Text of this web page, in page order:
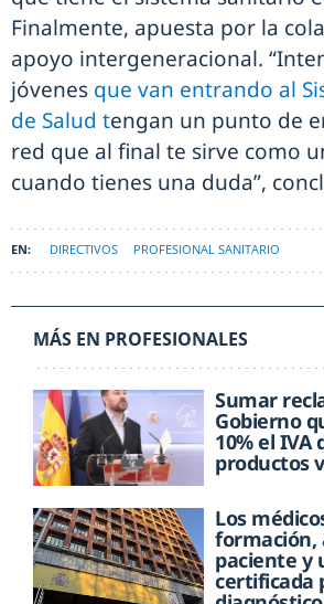
Finalmente, apuesta por la
apoyo intergeneracional.
jóvenes que van entrando al
de Salud tengan un punto de
red que al final te sirve como
cuando tienes una duda”,
DIRECTIVOS PROFESIONAL SANITARIO
MÁS EN PROFESIONALES
Sumar
Gobierno
10% el IVA
productos
Los
formación,
paciente y
certificada